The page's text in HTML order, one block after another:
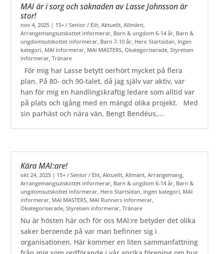
MAI är i sorg och saknaden av Lasse Johnsson är
stor!
nov 4, 2025 | 15+ / Senior / Elit ,Aktuellt ,Allmänt
Arrangemangsutskottet informerar Barn & ungdom 6-14 år Barn &
ungdomsutskottet informerar Barn 7-10 år Hero Startsidan Ingen
kategori MAI informerar MAI MASTERS ,Okategoriserade ,Styrelsen
informerar ,Tränare
För mig har Lasse betytt oerhört mycket på flera
plan. På 80- och 90-talet, då jag själv var aktiv, var
han för mig en handlingskraftig ledare som alltid var
på plats och igång med en mängd olika projekt. Med
sin parhäst och nära vän, Bengt Bendéus,...
Kära MAI:are!
okt 24, 2025 | 15+ / Senior / Elit ,Aktuellt ,Allmänt ,Arrangemang
Arrangemangsutskottet informerar Barn & ungdom 6-14 år Barn &
ungdomsutskottet informerar Hero Startsidan Ingen kategori MAI
informerar MAI MASTERS MAI Runners informerar
Okategoriserade ,Styrelsen informerar ,Tränare
Nu är hösten här och för oss MAI:re betyder det olika
saker beroende på var man befinner sig i
organisationen. Här kommer en liten sammanfattning